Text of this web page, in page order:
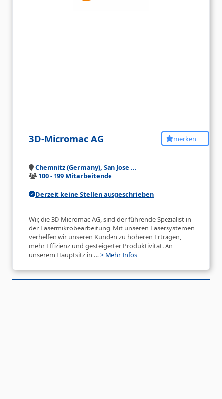
3D-Micromac AG merken
Chemnitz (Germany), San Jose …
100 - 199 Mitarbeitende
Derzeit keine Stellen ausgeschrieben
Wir, die 3D-Micromac AG, sind der führende Spezialist in
der Lasermikrobearbeitung. Mit unseren Lasersystemen
verhelfen wir unseren Kunden zu höheren Erträgen,
mehr Effizienz und gesteigerter Produktivität. An
unserem Hauptsitz in …> Mehr Infos